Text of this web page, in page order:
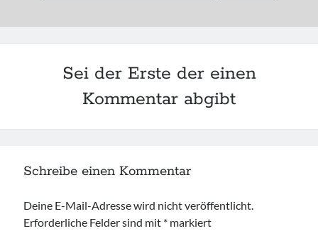
Sei der Erste der einen
Kommentar abgibt
Schreibe einen Kommentar
Deine E-Mail-Adresse wird nicht veröffentlicht.
Erforderliche Felder sind mit * markiert